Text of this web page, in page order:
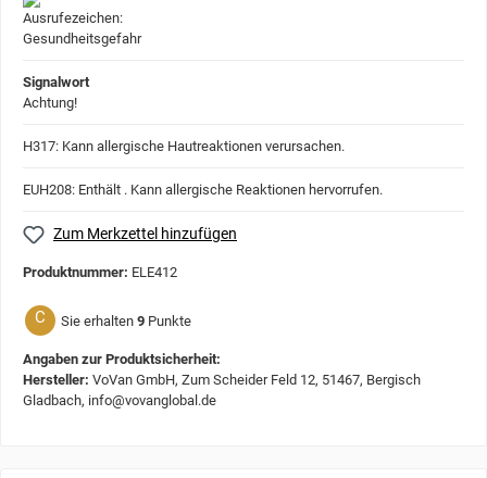
Signalwort
Achtung!
H317: Kann allergische Hautreaktionen verursachen.
EUH208: Enthält . Kann allergische Reaktionen hervorrufen.
Zum Merkzettel hinzufügen
Produktnummer: ELE412
C Sie erhalten 9 Punkte
Angaben zur Produktsicherheit:
Hersteller: VoVan GmbH, Zum Scheider Feld 12, 51467, Bergisch
Gladbach, info@vovanglobal.de